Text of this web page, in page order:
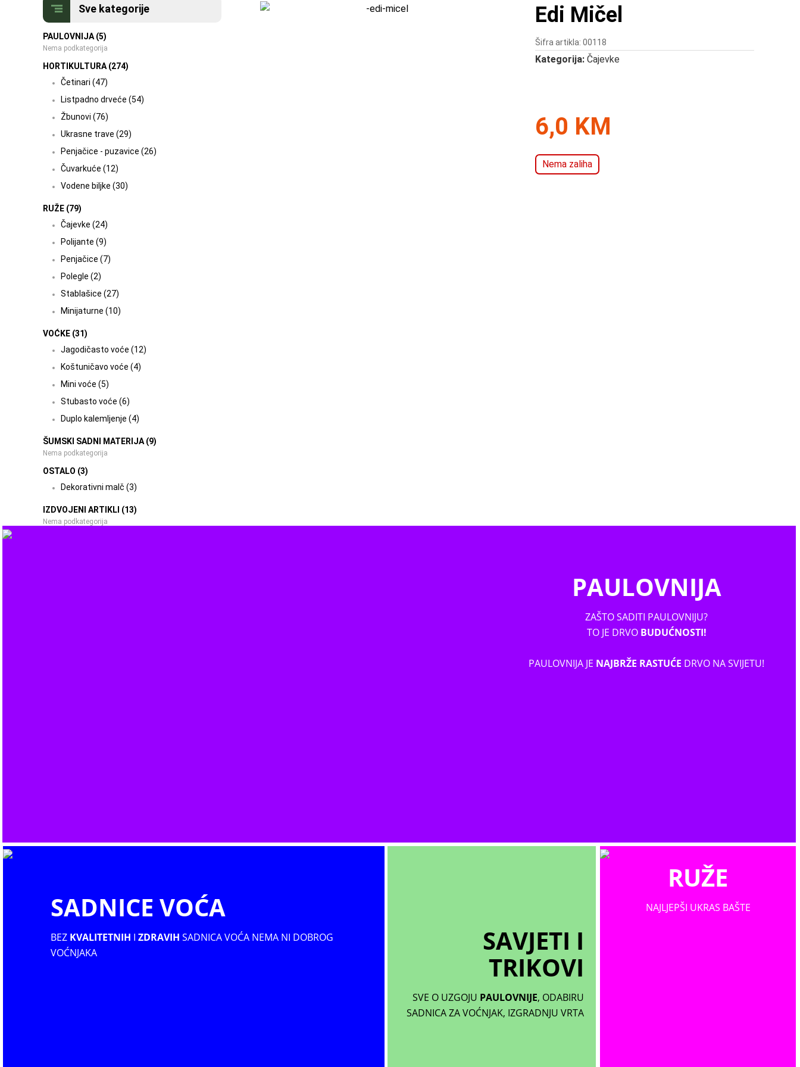
Sve kategorije
PAULOVNIJA (5)
Nema podkategorija
HORTIKULTURA (274)
Četinari (47)
Listpadno drveće (54)
Žbunovi (76)
Ukrasne trave (29)
Penjačice - puzavice (26)
Čuvarkuće (12)
Vodene biljke (30)
RUŽE (79)
Čajevke (24)
Polijante (9)
Penjačice (7)
Polegle (2)
Stablašice (27)
Minijaturne (10)
VOĆKE (31)
Jagodičasto voće (12)
Koštuničavo voće (4)
Mini voće (5)
Stubasto voće (6)
Duplo kalemljenje (4)
ŠUMSKI SADNI MATERIJA (9)
Nema podkategorija
OSTALO (3)
Dekorativni malč (3)
IZDVOJENI ARTIKLI (13)
Nema podkategorija
Edi Mičel
Šifra artikla: 00118
Kategorija: Čajevke
6,0 KM
Nema zaliha
PAULOVNIJA
ZAŠTO SADITI PAULOVNIJU?
TO JE DRVO BUDUĆNOSTI!
PAULOVNIJA JE NAJBRŽE RASTUĆE DRVO NA SVIJETU!
SADNICE VOĆA
BEZ KVALITETNIH I ZDRAVIH SADNICA VOĆA NEMA NI DOBROG
VOĆNJAKA
SAVJETI I
TRIKOVI
SVE O UZGOJU PAULOVNIJE, ODABIRU
SADNICA ZA VOĆNJAK, IZGRADNJU VRTA
RUŽE
NAJLJEPŠI UKRAS BAŠTE